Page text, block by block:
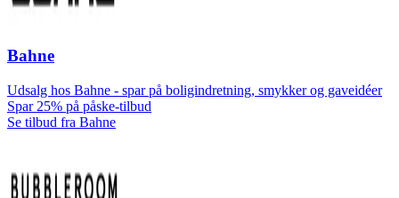
Bahne
Udsalg hos Bahne - spar på boligindretning, smykker og gaveidéer
Spar 25% på påske-tilbud
Se tilbud fra Bahne